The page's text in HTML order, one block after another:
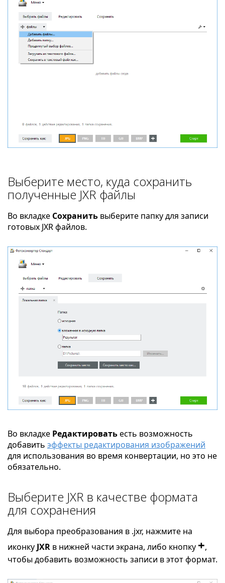
Выберите место, куда сохранить
полученные JXR файлы
Во вкладке Сохранить выберите папку для записи
готовых JXR файлов.
Во вкладке Редактироватьесть возможность
добавить эффекты редактирования изображений
для использования во время конвертации, но это не
обязательно.
Выберите JXR в качестве формата
для сохранения
Для выбора преобразования в .jxr, нажмите на
иконку JXR в нижней части экрана, либо кнопку +,
чтобы добавить возможность записи в этот формат.